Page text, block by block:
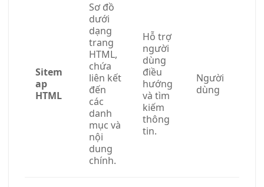
Sitem
ap
HTML
Sơ đồ
dưới
dạng
trang
HTML,
chứa
liên kết
đến
các
danh
mục và
nội
dung
chính.
Hỗ trợ
người
dùng
điều
hướng
và tìm
kiếm
thông
tin.
Người
dùng